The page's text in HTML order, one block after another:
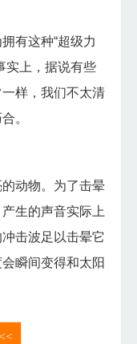
有这种“超级力
实上，据说有些
样，我们不太清
。
动物。为了击晕
生的声音实际上
击波足以击晕它
瞬间变得和太阳